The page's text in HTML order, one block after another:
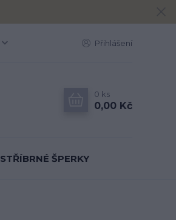
Přihlášení
0 ks
0,00 Kč
STŘÍBRNÉ ŠPERKY